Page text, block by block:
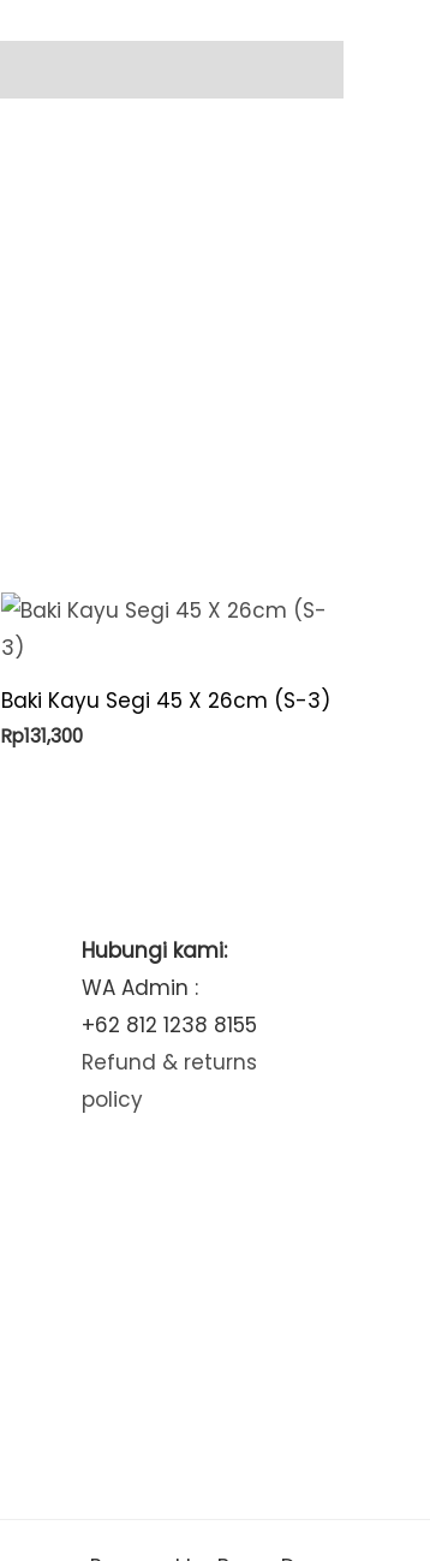
Baki Kayu Segi 45 X 26cm (S-3)
Rp131,300
Hubungi kami:
WA Admin :
+62 812 1238 8155
Refund & returns
policy